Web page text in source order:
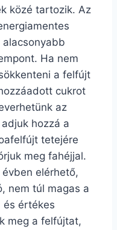
közé tartozik. Az
Ha nem
a felfújt
cukrot
az
hozzá a
tetejére
meg fahéjjal.
elérhető,
nem túl magas a
értékes
meg a felfújtat,